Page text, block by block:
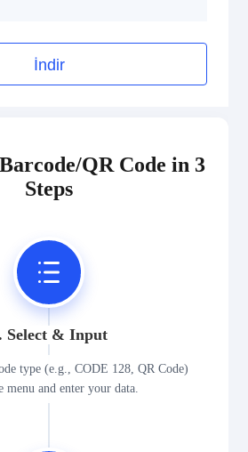
İndir
QR Code in 3
Steps
Select & Input
type (e.g., CODE 128, QR Code)
menu and enter your data.